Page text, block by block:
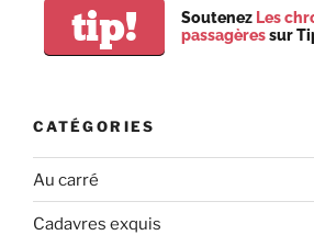
tip! Soutenez Les
passagèressur
CATÉGORIES
Au carré
Cadavres exquis